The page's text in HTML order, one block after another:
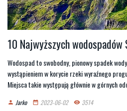
10 Najwyższych wodospadów
Wodospad to swobodny, pionowy spadek
wystąpieniem w korycie rzeki wyraźnego
Miejsca takie występują głównie w górnych
person Jarko date_range 2023-06-02 remove_red_eye 3514